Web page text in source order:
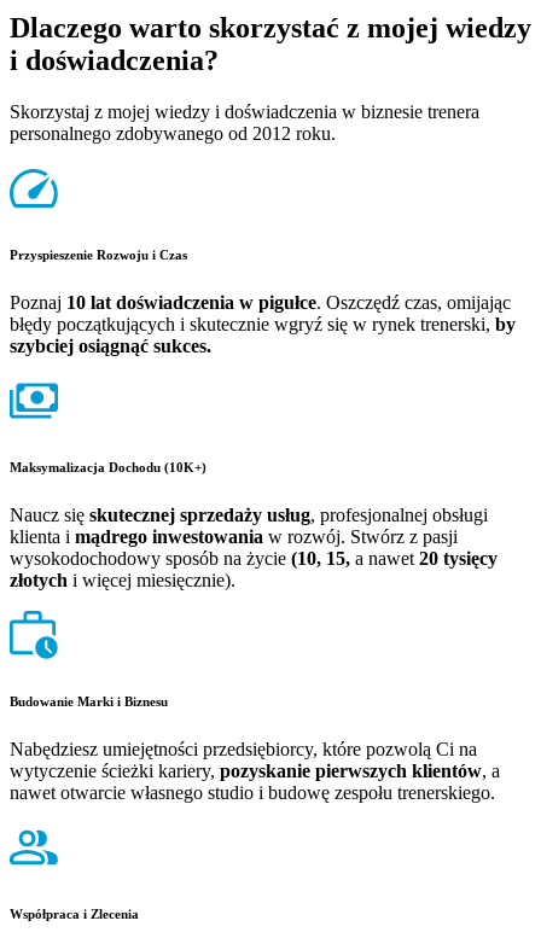
Dlaczego warto skorzystać z mojej wiedzy
i doświadczenia?
Skorzystaj z mojej wiedzy i doświadczenia w biznesie trenera
personalnego zdobywanego od 2012 roku.
Przyspieszenie Rozwoju i Czas
Poznaj 10 lat doświadczenia w pigułce. Oszczędź czas, omijając
błędy początkujących i skutecznie wgryź się w rynek trenerski, by
szybciej osiągnąć sukces.
Maksymalizacja Dochodu (10K+)
Naucz się skutecznej sprzedaży usług, profesjonalnej obsługi
klienta i mądrego inwestowania w rozwój. Stwórz z pasji
wysokodochodowy sposób na życie (10, 15, a nawet 20 tysięcy
złotych i więcej miesięcznie).
Budowanie Marki i Biznesu
Nabędziesz umiejętności przedsiębiorcy, które pozwolą Ci na
wytyczenie ścieżki kariery, pozyskanie pierwszych klientów, a
nawet otwarcie własnego studio i budowę zespołu trenerskiego.
Współpraca i Zlecenia